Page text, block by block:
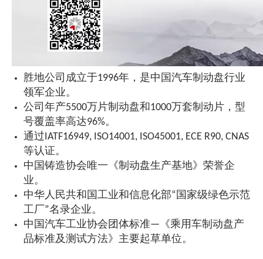
胜地公司成立于1996年，是中国汽车制动盘行业
领军企业。
公司年产5500万片制动盘和1000万套制动片，型
号覆盖率高达96%。
通过IATF16949, ISO14001, ISO45001, ECE R90, CNAS
等认证。
中国铸造协会唯一《制动盘生产基地》荣誉企
业。
中华人民共和国工业和信息化部“国家级绿色示范
工厂”名录企业。
中国汽车工业协会团体标准—《乘用车制动盘产
品标准及测试方法》主要起草单位。